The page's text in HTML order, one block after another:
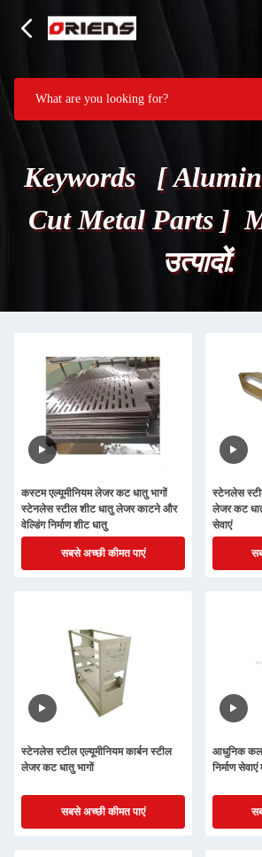
Keywords [
Cut Metal Parts ]
उत्पादों.
कस्टम एल्यूमीनियम लेजर कट धातु भागों
स्टेनलेस स्टील शीट धातु लेजर काटने और
वेल्डिंग निर्माण शीट धातु
सबसे अच्छी कीमत पाएं
स्टेनलेस
लेजर कट
सेवाएं
स्टेनलेस स्टील एल्यूमीनियम कार्बन स्टील
लेजर कट धातु भागों
सबसे अच्छी कीमत पाएं
आधुनिक
निर्माण